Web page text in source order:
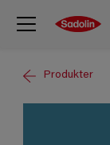
Produkter